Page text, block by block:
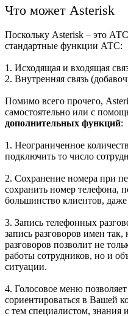
Что может Asterisk
Поскольку Asterisk – это
стандартные функции АТС:
1. Исходящая и входящая
2. Внутренняя связь
Помимо всего прочего,
самостоятельно или с
дополнительных функций:
1. Неограниченное
подключить то число
2. Сохранение номера при
сохранить номер телефона,
большинство клиентов, даже
3. Запись телефонных
запись разговоров имен
разговоров позволит не
работы сотрудников, но и
ситуации.
4. Голосовое меню
сориентироваться в Вашей
с тем специалистом,